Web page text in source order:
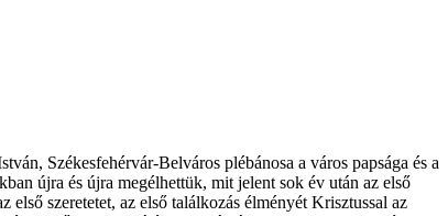
Székesfehérvár-Belváros plébánosa a város papsága és a
újra és újra megélhettük, mit jelent sok év után az első
első szeretetet, az első találkozás élményét Krisztussal az